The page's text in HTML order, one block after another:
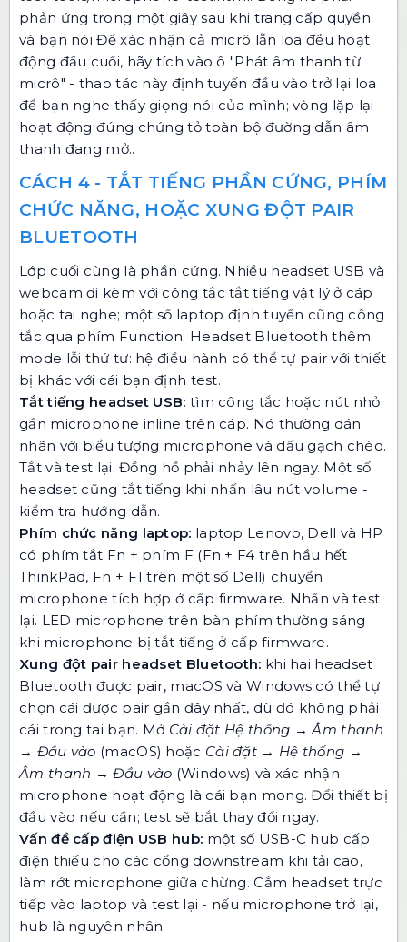
phản ứng trong một giây sau khi trang cấp quyền
và bạn nói Để xác nhận cả micrô lẫn loa đều hoạt
động đầu cuối, hãy tích vào ô "Phát âm thanh từ
micrô" - thao tác này định tuyến đầu vào trở lại loa
để bạn nghe thấy giọng nói của mình; vòng lặp lại
hoạt động đúng chứng tỏ toàn bộ đường dẫn âm
thanh đang mở..
CÁCH 4 - TẮT TIẾNG PHẦN CỨNG, PHÍM
CHỨC NĂNG, HOẶC XUNG ĐỘT PAIR
BLUETOOTH
Lớp cuối cùng là phần cứng. Nhiều headset USB và
webcam đi kèm với công tắc tắt tiếng vật lý ở cáp
hoặc tai nghe; một số laptop định tuyến cũng công
tắc qua phím Function. Headset Bluetooth thêm
mode lỗi thứ tư: hệ điều hành có thể tự pair với thiết
bị khác với cái bạn định test.
Tắt tiếng headset USB: tìm công tắc hoặc nút nhỏ
gần microphone inline trên cáp. Nó thường dán
nhãn với biểu tượng microphone và dấu gạch chéo.
Tắt và test lại. Đồng hồ phải nhảy lên ngay. Một số
headset cũng tắt tiếng khi nhấn lâu nút volume -
kiểm tra hướng dẫn.
Phím chức năng laptop: laptop Lenovo, Dell và HP
có phím tắt Fn + phím F (Fn + F4 trên hầu hết
ThinkPad, Fn + F1 trên một số Dell) chuyển
microphone tích hợp ở cấp firmware. Nhấn và test
lại. LED microphone trên bàn phím thường sáng
khi microphone bị tắt tiếng ở cấp firmware.
Xung đột pair headset Bluetooth: khi hai headset
Bluetooth được pair, macOS và Windows có thể tự
chọn cái được pair gần đây nhất, dù đó không phải
cái trong tai bạn. Mở Cài đặt Hệ thống → Âm thanh
→ Đầu vào (macOS) hoặc Cài đặt → Hệ thống →
Âm thanh → Đầu vào (Windows) và xác nhận
microphone hoạt động là cái bạn mong. Đổi thiết bị
đầu vào nếu cần; test sẽ bắt thay đổi ngay.
Vấn đề cấp điện USB hub: một số USB-C hub cấp
điện thiếu cho các cổng downstream khi tải cao,
làm rớt microphone giữa chừng. Cắm headset trực
tiếp vào laptop và test lại - nếu microphone trở lại,
hub là nguyên nhân.